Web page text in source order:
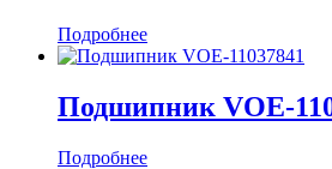
Подробнее
Подшипник VOE-
Подробнее